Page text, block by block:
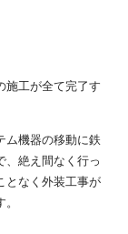
施工が全て完了す
ム機器の移動に鉄
、絶え間なく行っ
となく外装工事が